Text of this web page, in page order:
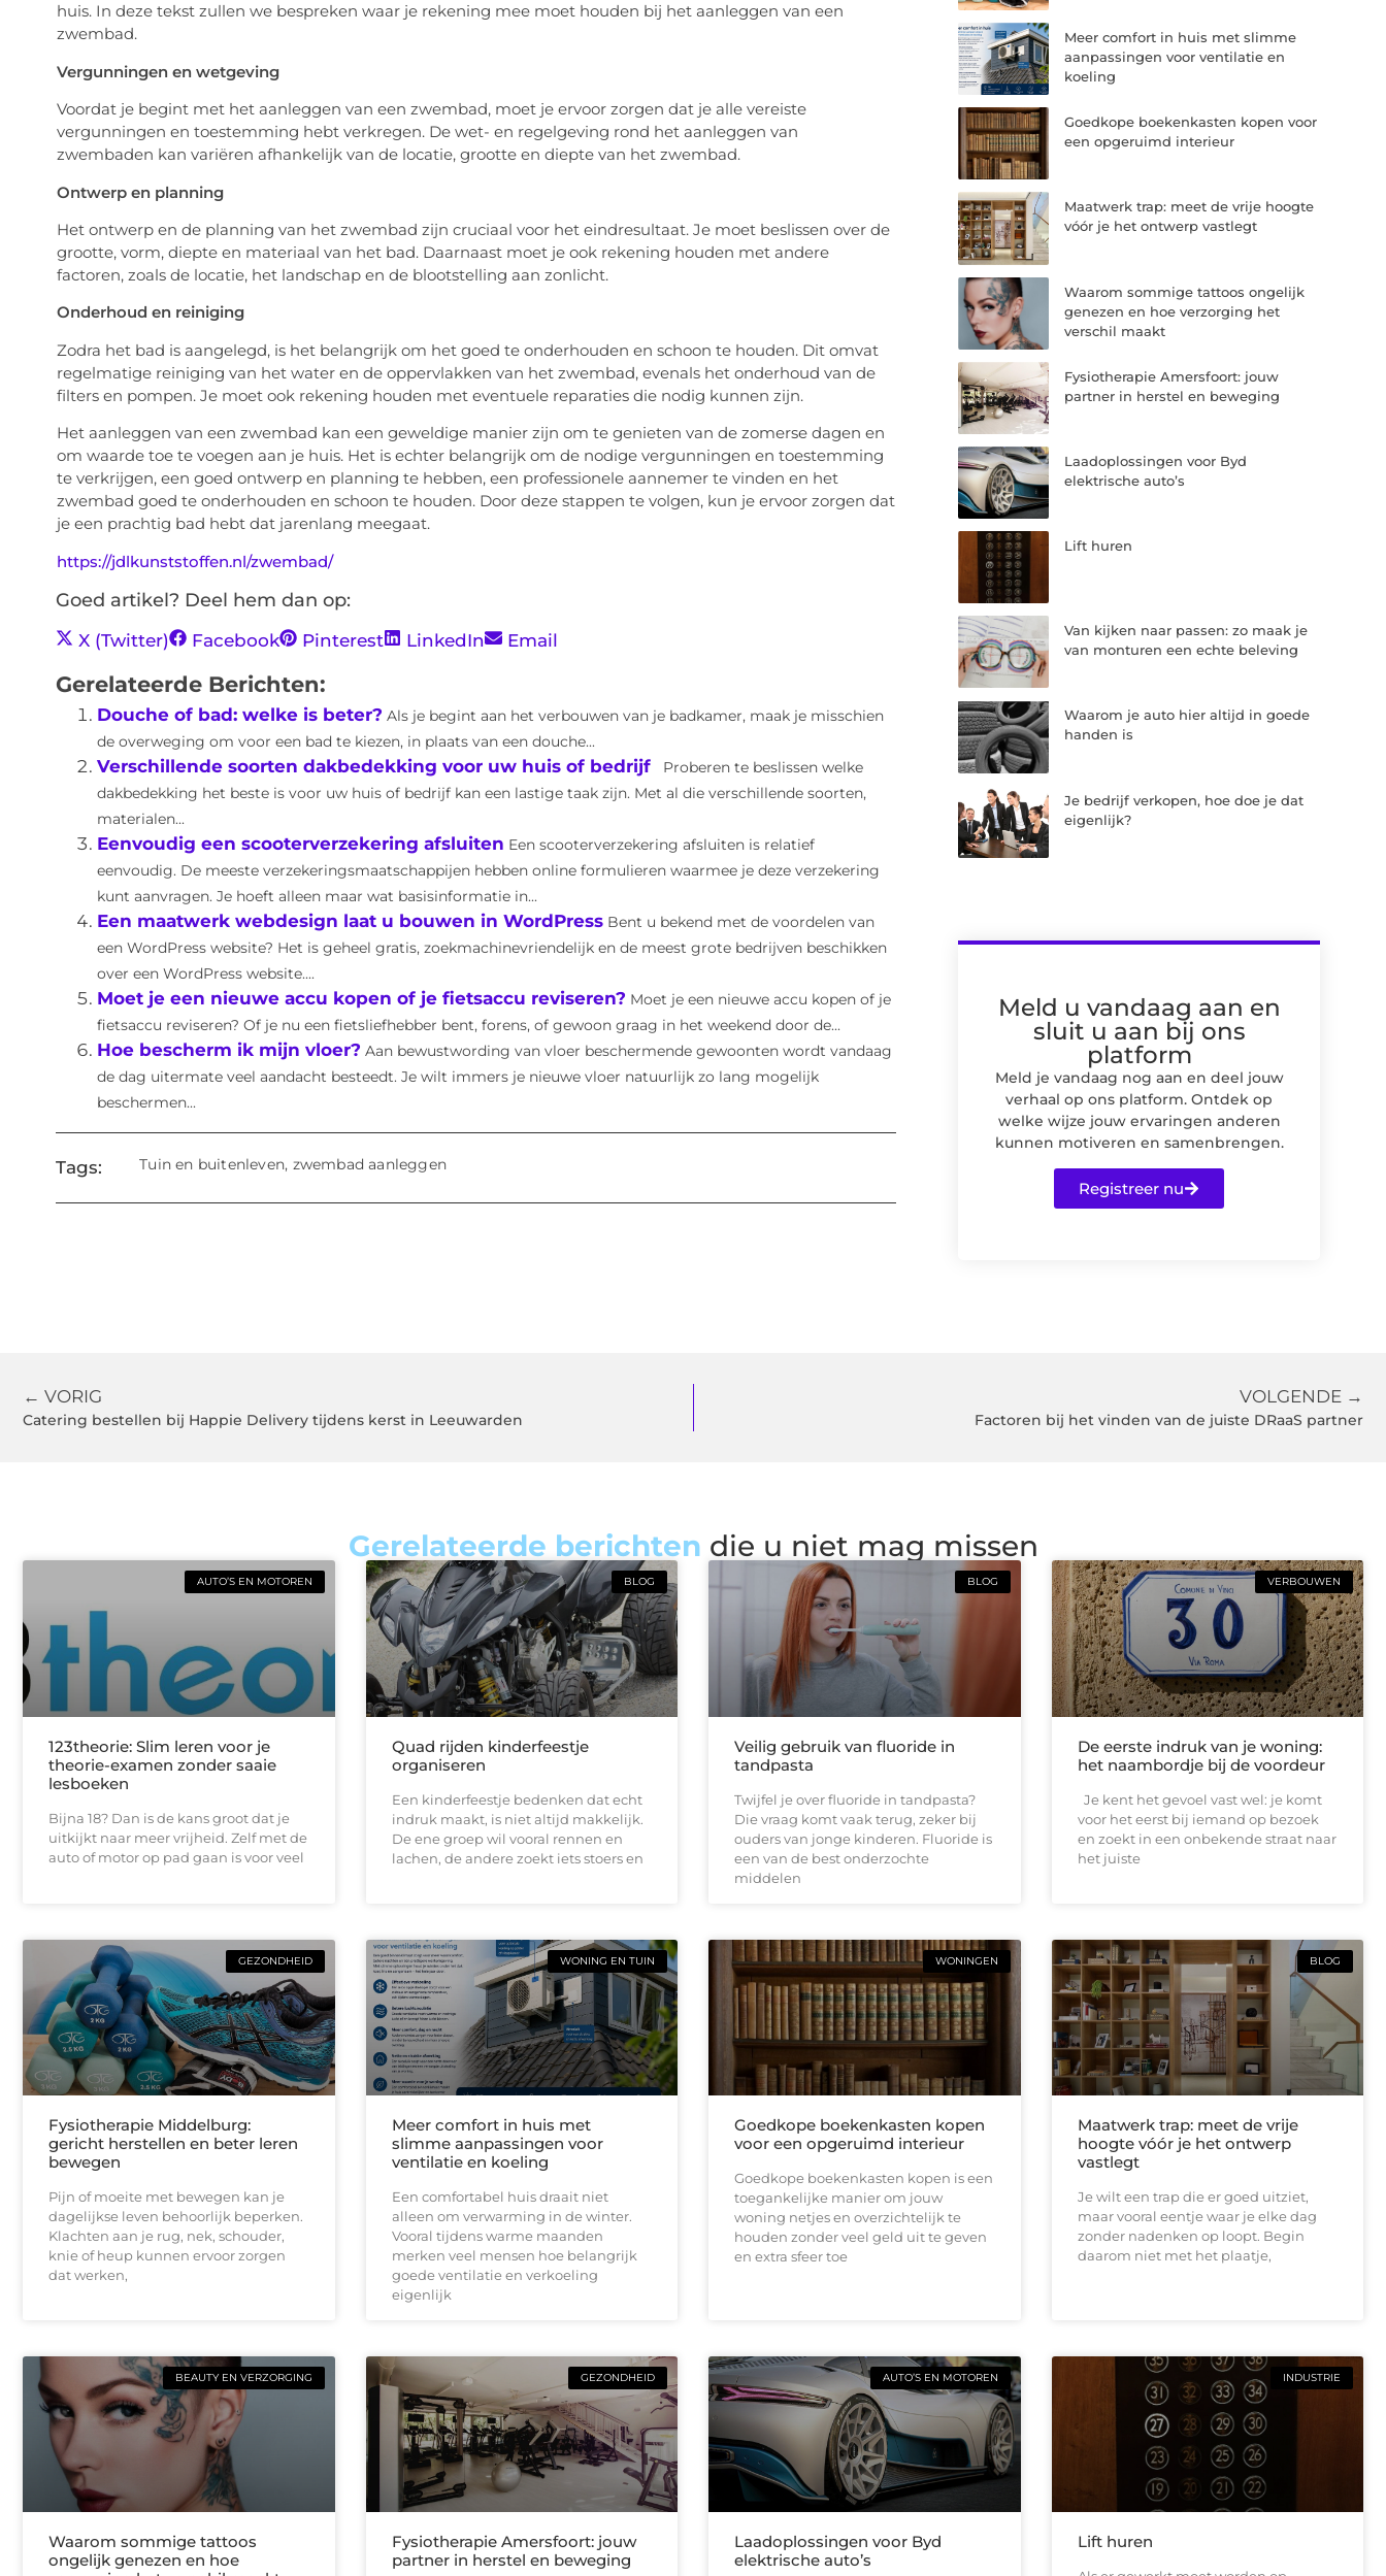
huis. In deze tekst zullen we bespreken waar je rekening mee moet houden bij het aanleggen van een
zwembad.
Vergunningen en wetgeving
Voordat je begint met het aanleggen van een zwembad, moet je ervoor zorgen dat je alle vereiste
vergunningen en toestemming hebt verkregen. De wet- en regelgeving rond het aanleggen van
zwembaden kan variëren afhankelijk van de locatie, grootte en diepte van het zwembad.
Ontwerp en planning
Het ontwerp en de planning van het zwembad zijn cruciaal voor het eindresultaat. Je moet beslissen over de
grootte, vorm, diepte en materiaal van het bad. Daarnaast moet je ook rekening houden met andere
factoren, zoals de locatie, het landschap en de blootstelling aan zonlicht.
Onderhoud en reiniging
Zodra het bad is aangelegd, is het belangrijk om het goed te onderhouden en schoon te houden. Dit omvat
regelmatige reiniging van het water en de oppervlakken van het zwembad, evenals het onderhoud van de
filters en pompen. Je moet ook rekening houden met eventuele reparaties die nodig kunnen zijn.
Het aanleggen van een zwembad kan een geweldige manier zijn om te genieten van de zomerse dagen en
om waarde toe te voegen aan je huis. Het is echter belangrijk om de nodige vergunningen en toestemming
te verkrijgen, een goed ontwerp en planning te hebben, een professionele aannemer te vinden en het
zwembad goed te onderhouden en schoon te houden. Door deze stappen te volgen, kun je ervoor zorgen dat
je een prachtig bad hebt dat jarenlang meegaat.
https://jdlkunststoffen.nl/zwembad/
Goed artikel? Deel hem dan op:
X (Twitter) Facebook Pinterest LinkedIn Email
Gerelateerde Berichten:
Douche of bad: welke is beter? Als je begint aan het verbouwen van je badkamer, maak je misschien
de overweging om voor een bad te kiezen, in plaats van een douche...
Verschillende soorten dakbedekking voor uw huis of bedrijf
Proberen te beslissen welke
dakbedekking het beste is voor uw huis of bedrijf kan een lastige taak zijn. Met al die verschillende soorten,
materialen...
Eenvoudig een scooterverzekering afsluiten Een scooterverzekering afsluiten is relatief
eenvoudig. De meeste verzekeringsmaatschappijen hebben online formulieren waarmee je deze verzekering
kunt aanvragen. Je hoeft alleen maar wat basisinformatie in...
Een maatwerk webdesign laat u bouwen in WordPress Bent u bekend met de voordelen van
een WordPress website? Het is geheel gratis, zoekmachinevriendelijk en de meest grote bedrijven beschikken
over een WordPress website....
Moet je een nieuwe accu kopen of je fietsaccu reviseren? Moet je een nieuwe accu kopen of je
fietsaccu reviseren? Of je nu een fietsliefhebber bent, forens, of gewoon graag in het weekend door de...
Hoe bescherm ik mijn vloer? Aan bewustwording van vloer beschermende gewoonten wordt vandaag
de dag uitermate veel aandacht besteedt. Je wilt immers je nieuwe vloer natuurlijk zo lang mogelijk
beschermen...
Tags: Tuin en buitenleven, zwembad aanleggen
Meer comfort in huis met slimme
aanpassingen voor ventilatie en
koeling
Goedkope boekenkasten kopen voor
een opgeruimd interieur
Maatwerk trap: meet de vrije hoogte
vóór je het ontwerp vastlegt
Waarom sommige tattoos ongelijk
genezen en hoe verzorging het
verschil maakt
Fysiotherapie Amersfoort: jouw
partner in herstel en beweging
Laadoplossingen voor Byd
elektrische auto’s
Lift huren
Van kijken naar passen: zo maak je
van monturen een echte beleving
Waarom je auto hier altijd in goede
handen is
Je bedrijf verkopen, hoe doe je dat
eigenlijk?
Meld u vandaag aan en
sluit u aan bij ons
platform
Meld je vandaag nog aan en deel jouw
verhaal op ons platform. Ontdek op
welke wijze jouw ervaringen anderen
kunnen motiveren en samenbrengen.
Registreer nu
← VORIG
Catering bestellen bij Happie Delivery tijdens kerst in Leeuwarden
VOLGENDE →
Factoren bij het vinden van de juiste DRaaS partner
Gerelateerde berichten die u niet mag missen
AUTO’S EN MOTOREN
123theorie: Slim leren voor je
theorie-examen zonder saaie
lesboeken
Bijna 18? Dan is de kans groot dat je
uitkijkt naar meer vrijheid. Zelf met de
auto of motor op pad gaan is voor veel
BLOG
Quad rijden kinderfeestje
organiseren
Een kinderfeestje bedenken dat echt
indruk maakt, is niet altijd makkelijk.
De ene groep wil vooral rennen en
lachen, de andere zoekt iets stoers en
BLOG
Veilig gebruik van fluoride in
tandpasta
Twijfel je over fluoride in tandpasta?
Die vraag komt vaak terug, zeker bij
ouders van jonge kinderen. Fluoride is
een van de best onderzochte
middelen
VERBOUWEN
De eerste indruk van je woning:
het naambordje bij de voordeur
Je kent het gevoel vast wel: je komt
voor het eerst bij iemand op bezoek
en zoekt in een onbekende straat naar
het juiste
GEZONDHEID
Fysiotherapie Middelburg:
gericht herstellen en beter leren
bewegen
Pijn of moeite met bewegen kan je
dagelijkse leven behoorlijk beperken.
Klachten aan je rug, nek, schouder,
knie of heup kunnen ervoor zorgen
dat werken,
WONING EN TUIN
Meer comfort in huis met
slimme aanpassingen voor
ventilatie en koeling
Een comfortabel huis draait niet
alleen om verwarming in de winter.
Vooral tijdens warme maanden
merken veel mensen hoe belangrijk
goede ventilatie en verkoeling
eigenlijk
WONINGEN
Goedkope boekenkasten kopen
voor een opgeruimd interieur
Goedkope boekenkasten kopen is een
toegankelijke manier om jouw
woning netjes en overzichtelijk te
houden zonder veel geld uit te geven
en extra sfeer toe
BLOG
Maatwerk trap: meet de vrije
hoogte vóór je het ontwerp
vastlegt
Je wilt een trap die er goed uitziet,
maar vooral eentje waar je elke dag
zonder nadenken op loopt. Begin
daarom niet met het plaatje,
BEAUTY EN VERZORGING
Waarom sommige tattoos
ongelijk genezen en hoe
GEZONDHEID
Fysiotherapie Amersfoort: jouw
partner in herstel en beweging
AUTO’S EN MOTOREN
Laadoplossingen voor Byd
elektrische auto’s
INDUSTRIE
Lift huren